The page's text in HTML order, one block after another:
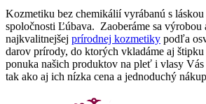
Kozmetiku bez chemikálií vyrábanú s
spoločnosti Ľúbava. Zaoberáme sa výrobou
najkvalitnejšej prírodnej kozmetiky podľa
darov prírody, do ktorých vkladáme aj
ponuka našich produktov na pleť i vlasy Vás
tak ako aj ich nízka cena a jednoduchý